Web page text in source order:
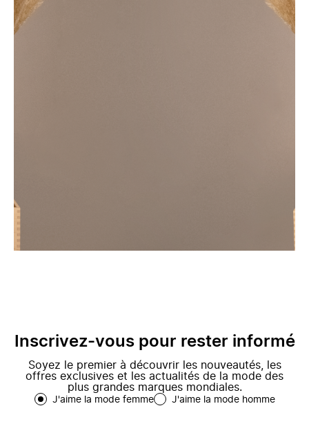
Inscrivez-vous pour rester informé
Soyez le premier à découvrir les nouveautés, les
offres exclusives et les actualités de la mode des
plus grandes marques mondiales.
J'aime la mode femme J'aime la mode homme